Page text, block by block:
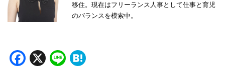
移住。現在はフリーランス人事として仕事と育児
のバランスを模索中。
Facebook
X Line